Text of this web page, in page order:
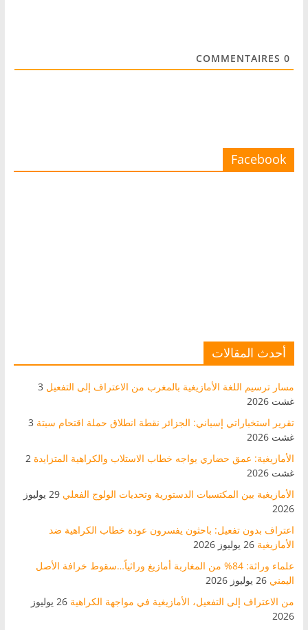
0
COMMENTAIRES
Facebook
أحدث المقالات
مسار ترسيم اللغة الأمازيغية بالمغرب من الاعتراف إلى التفعيل 3
غشت 2026
تقرير استخباراتي إسباني: الجزائر نقطة انطلاق حملة اقتحام سبتة 3
غشت 2026
الأمازيغية: عمق حضاري يواجه خطاب الاستلاب والكراهية المتزايدة 2
غشت 2026
الأمازيغية بين المكتسبات الدستورية وتحديات الولوج الفعلي
29 يوليوز
2026
اعتراف بدون تفعيل: باحثون يفسرون عودة خطاب الكراهية ضد
الأمازيغية 26 يوليوز 2026
علماء وراثة: 84% من المغاربة أمازيغ وراثياً…سقوط خرافة الأصل
اليمني 26 يوليوز 2026
من الاعتراف إلى التفعيل، الأمازيغية في مواجهة الكراهية
26 يوليوز
2026